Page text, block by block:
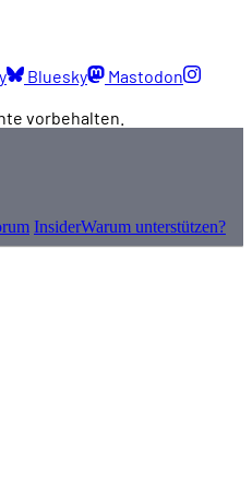
Bluesky
Mastodon
vorbehalten.
InsiderWarum unterstützen?